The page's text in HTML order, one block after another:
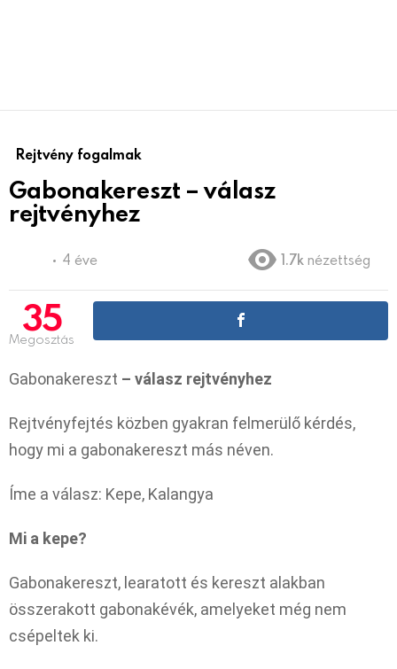
Rejtvény fogalmak
Gabonakereszt – válasz
rejtvényhez
4 éve 1.7k nézettség
35
Megosztás
Gabonakereszt – válasz rejtvényhez
Rejtvényfejtés közben gyakran felmerülő kérdés,
hogy mi a gabonakereszt más néven.
Íme a válasz: Kepe, Kalangya
Mi a kepe?
Gabonakereszt, learatott és kereszt alakban
összerakott gabonakévék, amelyeket még nem
csépeltek ki.